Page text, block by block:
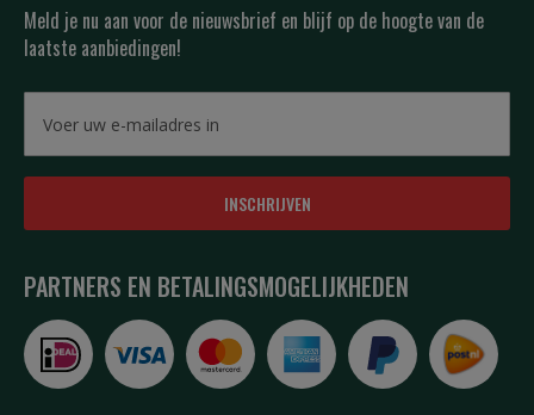
Meld je nu aan voor de nieuwsbrief en blijf op de hoogte van de
laatste aanbiedingen!
INSCHRIJVEN
PARTNERS EN BETALINGSMOGELIJKHEDEN